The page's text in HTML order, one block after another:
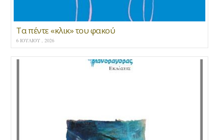
Τα πέντε «κλικ» του φακού
6 ΙΟΥΛΊΟΥ , 2026